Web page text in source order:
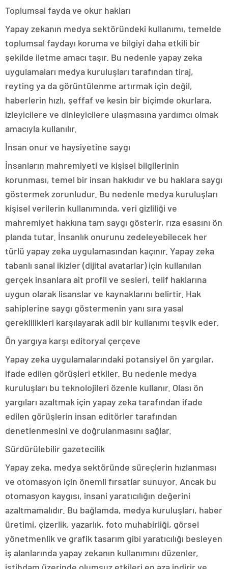
Toplumsal fayda ve okur hakları
Yapay zekanın medya sektöründeki kullanımı, temelde
toplumsal faydayı koruma ve bilgiyi daha etkili bir
şekilde iletme amacı taşır. Bu nedenle yapay zeka
uygulamaları medya kuruluşları tarafından tiraj,
reyting ya da görüntülenme artırmak için değil,
haberlerin hızlı, şeffaf ve kesin bir biçimde okurlara,
izleyicilere ve dinleyicilere ulaşmasına yardımcı olmak
amacıyla kullanılır.
İnsan onur ve haysiyetine saygı
İnsanların mahremiyeti ve kişisel bilgilerinin
korunması, temel bir insan hakkıdır ve bu haklara saygı
göstermek zorunludur. Bu nedenle medya kuruluşları
kişisel verilerin kullanımında, veri gizliliği ve
mahremiyet hakkına tam saygı gösterir, rıza esasını ön
planda tutar. İnsanlık onurunu zedeleyebilecek her
türlü yapay zeka uygulamasından kaçınır. Yapay zeka
tabanlı sanal ikizler (dijital avatarlar) için kullanılan
gerçek insanlara ait profil ve sesleri, telif haklarına
uygun olarak lisanslar ve kaynaklarını belirtir. Hak
sahiplerine saygı göstermenin yanı sıra yasal
gereklilikleri karşılayarak adil bir kullanımı teşvik eder.
Ön yargıya karşı editoryal çerçeve
Yapay zeka uygulamalarındaki potansiyel ön yargılar,
ifade edilen görüşleri etkiler. Bu nedenle medya
kuruluşları bu teknolojileri özenle kullanır. Olası ön
yargıları azaltmak için yapay zeka tarafından ifade
edilen görüşlerin insan editörler tarafından
denetlenmesini ve doğrulanmasını sağlar.
Sürdürülebilir gazetecilik
Yapay zeka, medya sektöründe süreçlerin hızlanması
ve otomasyon için önemli fırsatlar sunuyor. Ancak bu
otomasyon kaygısı, insani yaratıcılığın değerini
azaltmamalıdır. Bu bağlamda, medya kuruluşları, haber
üretimi, çizerlik, yazarlık, foto muhabirliği, görsel
yönetmenlik ve grafik tasarım gibi yaratıcılığı besleyen
iş alanlarında yapay zekanın kullanımını düzenler,